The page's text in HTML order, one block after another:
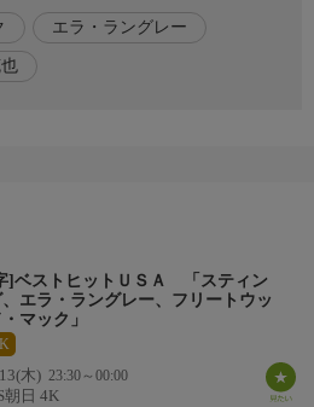
を巻き込んでシャウト！思い出のビ
ンキーに紹介！
！＞
サーフサイド・フリーウェイ
ェイパー・トレイルズ
エラ・ラングレー
]ベストヒットＵＳＡ 「スティン
、エラ・ラングレー、フリートウッ
・マック」
木) 23:30～00:00
朝日 4K